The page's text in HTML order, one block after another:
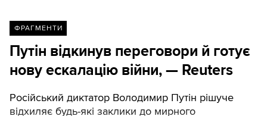
ФРАГМЕНТИ
Путін відкинув переговори й готує
нову ескалацію війни, — Reuters
Російський диктатор Володимир Путін рішуче
відхиляє будь-які заклики до мирного